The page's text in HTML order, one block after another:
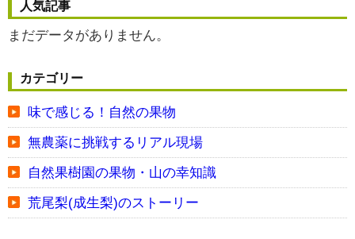
人気記事
まだデータがありません。
カテゴリー
味で感じる！自然の果物
無農薬に挑戦するリアル現場
自然果樹園の果物・山の幸知識
荒尾梨(成生梨)のストーリー